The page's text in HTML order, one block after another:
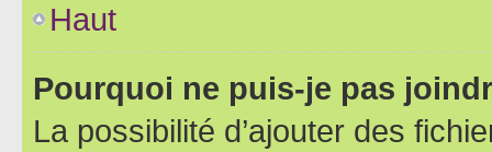
Haut
Pourquoi ne puis-je pas
La possibilité d’ajouter des